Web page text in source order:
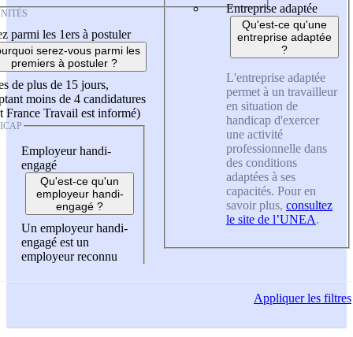
parmi les 1ers à postuler
serez-vous parmi les
premiers à postuler ?
de plus de 15 jours,
moins de 4 candidatures
France Travail est informé)
Employeur handi-
engagé
Qu'est-ce qu'un
employeur handi-
engagé ?
Un employeur handi-
engagé est un
employeur reconnu
Entreprise adaptée
Qu'est-ce qu'une
entreprise adaptée
?
L'entreprise adaptée
permet à un travailleur
en situation de
handicap d'exercer
une activité
professionnelle dans
des conditions
adaptées à ses
capacités. Pour en
savoir plus, consultez
le site de l’UNEA.
Appliquerles filtres